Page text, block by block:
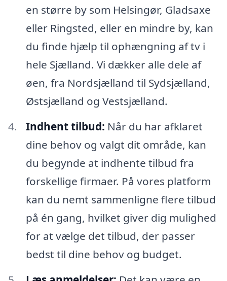
en større by som Helsingør, Gladsaxe
eller Ringsted, eller en mindre by, kan
du finde hjælp til ophængning af tv i
hele Sjælland. Vi dækker alle dele af
øen, fra Nordsjælland til Sydsjælland,
Østsjælland og Vestsjælland.
Indhent tilbud: Når du har afklaret
dine behov og valgt dit område, kan
du begynde at indhente tilbud fra
forskellige firmaer. På vores platform
kan du nemt sammenligne flere tilbud
på én gang, hvilket giver dig mulighed
for at vælge det tilbud, der passer
bedst til dine behov og budget.